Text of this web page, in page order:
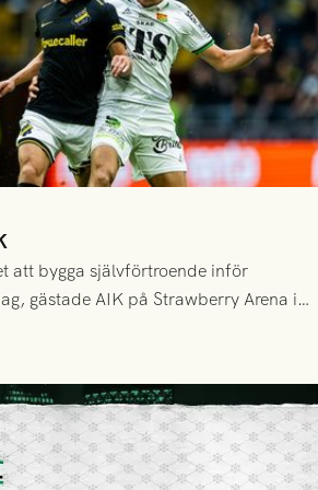
att bygga självförtroende inför
gästade AIK på Strawberry Arena i
hotande i första halvlek av